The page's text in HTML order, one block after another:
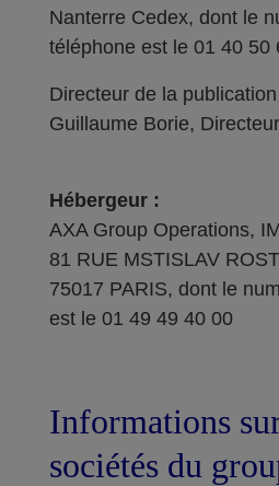
Nanterre Cedex, dont le
téléphone est le 01 40 50
Directeur de la
Guillaume Borie,
Hébergeur :
AXA Group Operations,
81 RUE MSTISLAV
75017 PARIS, dont le
est le 01 49 49 40 00
Informations
sociétés du